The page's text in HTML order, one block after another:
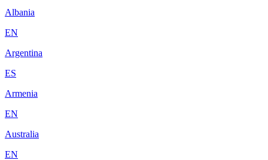
Albania
EN
Argentina
ES
Armenia
EN
Australia
EN